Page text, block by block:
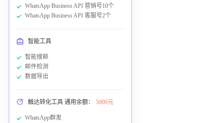
WhatsApp Business API 营销号10个
WhatsApp Business API 客服号2个
智能工具
智能搜邮
邮件检测
数据导出
触达转化工具 通用余额： 5000元
WhatsApp群发